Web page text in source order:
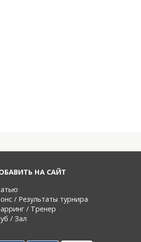
НА САЙТ
/ Результаты турнира
/ Тренер
/ Зал